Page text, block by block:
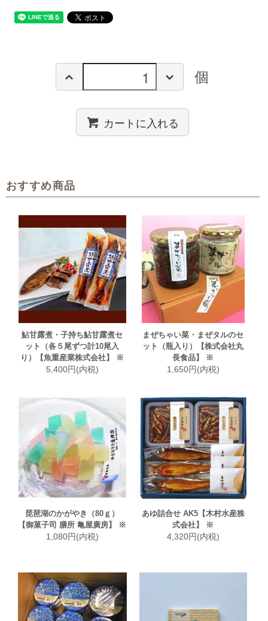
個
カートに入れる
おすすめ商品
鮎甘露煮・子持ち鮎甘露煮セ
ット（各５尾ずつ計10尾入
り）【魚重産業株式会社】 ※
5,400円(内税)
まぜちゃい菜・まぜタルのセ
ット（瓶入り）【株式会社丸
長食品】 ※
1,650円(内税)
琵琶湖のかがやき（80ｇ）
【御菓子司 膳所 亀屋廣房】 ※
1,080円(内税)
あゆ詰合せ AK5【木村水産株
式会社】 ※
4,320円(内税)